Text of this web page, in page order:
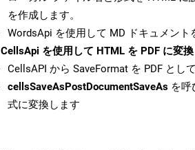
を作成します。
WordsApi を使用して MD ドキュメント
CellsApi を使用して HTML を PDF に変
CellsAPI から SaveFormat を PDF として
cellsSaveAsPostDocumentSaveAs を呼
式に変換します